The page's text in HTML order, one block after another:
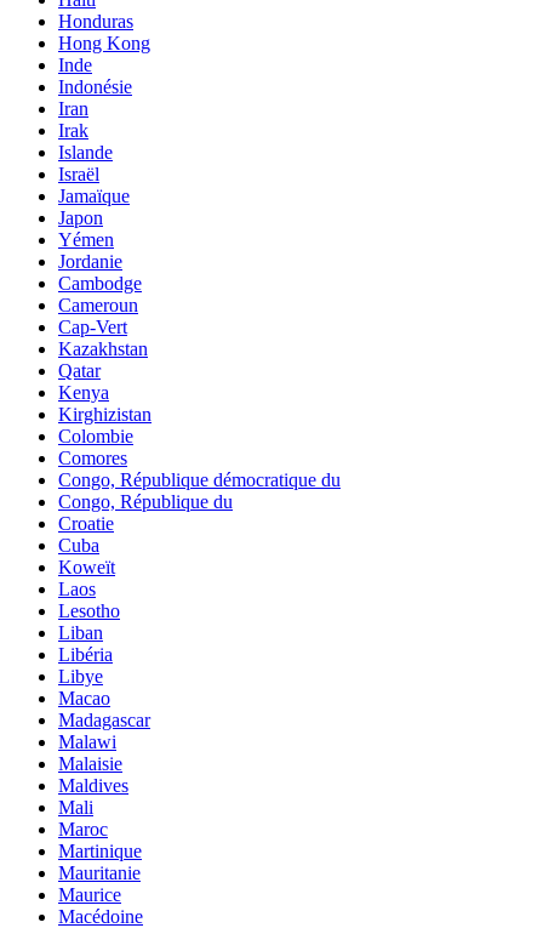
Honduras
Hong Kong
Inde
Indonésie
Iran
Irak
Islande
Israël
Jamaïque
Japon
Yémen
Jordanie
Cambodge
Cameroun
Cap-Vert
Kazakhstan
Qatar
Kenya
Kirghizistan
Colombie
Comores
Congo, République démocratique du
Congo, République du
Croatie
Cuba
Koweït
Laos
Lesotho
Liban
Libéria
Libye
Macao
Madagascar
Malawi
Malaisie
Maldives
Mali
Maroc
Martinique
Mauritanie
Maurice
Macédoine